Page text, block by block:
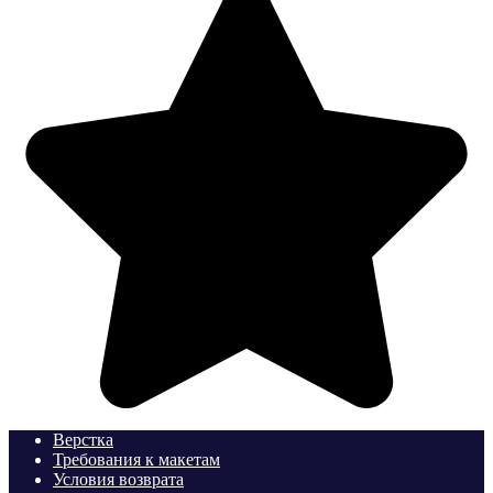
Верстка
Требования к макетам
Условия возврата